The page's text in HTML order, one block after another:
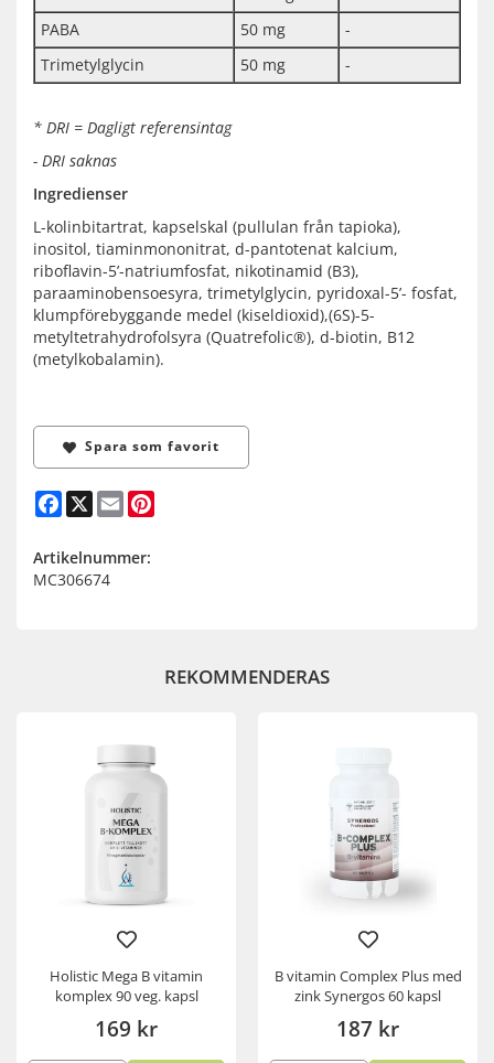
PABA
50 mg
-
Trimetylglycin
50 mg -
* DRI = Dagligt referensintag
- DRI saknas
Ingredienser
L-kolinbitartrat, kapselskal (pullulan från tapioka),
inositol, tiaminmononitrat, d-pantotenat kalcium,
riboflavin-5’-natriumfosfat, nikotinamid (B3),
paraaminobensoesyra, trimetylglycin, pyridoxal-5’- fosfat,
klumpförebyggande medel (kiseldioxid),(6S)-5-
metyltetrahydrofolsyra (Quatrefolic®), d-biotin, B12
(metylkobalamin).
Spara som favorit
Facebook
X Email
Artikelnummer:
MC306674
REKOMMENDERAS
Holistic Mega B vitamin
komplex 90 veg. kapsl
169 kr
B vitamin Complex Plus med
zink Synergos 60 kapsl
187 kr